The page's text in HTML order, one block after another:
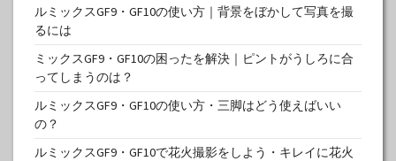
ルミックスGF9・GF10の使い方｜背景をぼかして写真を撮
るには
ミックスGF9・GF10の困ったを解決｜ピントがうしろに合
ってしまうのは？
ルミックスGF9・GF10の使い方・三脚はどう使えばいい
の？
ルミックスGF9・GF10で花火撮影をしよう・キレイに花火